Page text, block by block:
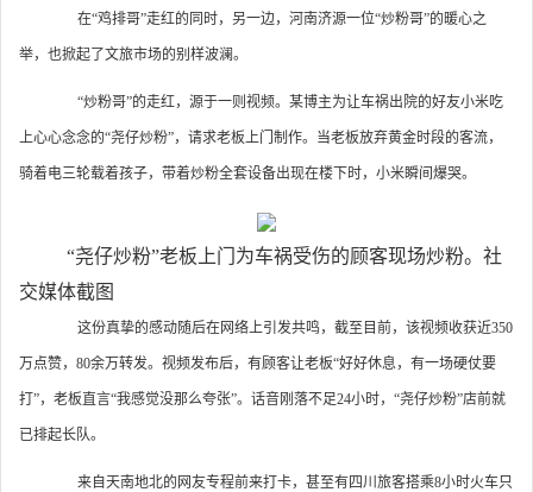
在“鸡排哥”走红的同时，另一边，河南济源一位“炒粉哥”的暖心之
举，也掀起了文旅市场的别样波澜。
“炒粉哥”的走红，源于一则视频。某博主为让车祸出院的好友小米吃
上心心念念的“尧仔炒粉”，请求老板上门制作。当老板放弃黄金时段的客流，
骑着电三轮载着孩子，带着炒粉全套设备出现在楼下时，小米瞬间爆哭。
“尧仔炒粉”老板上门为车祸受伤的顾客现场炒粉。社
交媒体截图
这份真挚的感动随后在网络上引发共鸣，截至目前，该视频收获近350
万点赞，80余万转发。视频发布后，有顾客让老板“好好休息，有一场硬仗要
打”，老板直言“我感觉没那么夸张”。话音刚落不足24小时，“尧仔炒粉”店前就
已排起长队。
来自天南地北的网友专程前来打卡，甚至有四川旅客搭乘8小时火车只